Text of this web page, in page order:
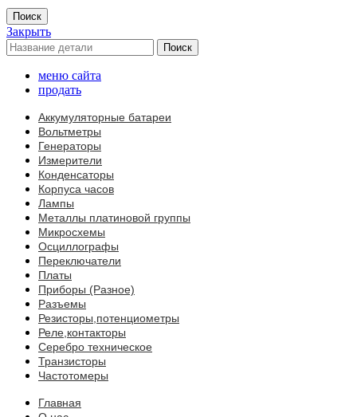
Поиск
Закрыть
Поиск
меню сайта
продать
Аккумуляторные батареи
Вольтметры
Генераторы
Измерители
Конденсаторы
Корпуса часов
Лампы
Металлы платиновой группы
Микросхемы
Осциллографы
Переключатели
Платы
Приборы (Разное)
Разъемы
Резисторы,потенциометры
Реле,контакторы
Серебро техническое
Транзисторы
Частотомеры
Главная